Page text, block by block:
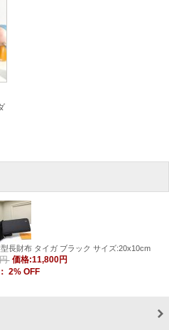
長財布 タイガ ブラック サイズ:20x10cm
価格:11,800円
2% OFF